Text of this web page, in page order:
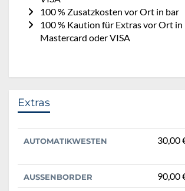
100 % Zusatzkosten vor Ort in bar
100 % Kaution für Extras vor Ort in
Mastercard oder VISA
Extras
AUTOMATIKWESTEN 30,00
AUSSENBORDER 90,00